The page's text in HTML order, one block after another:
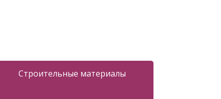
Строительные материалы